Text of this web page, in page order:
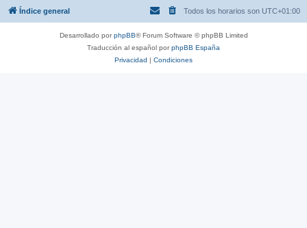
Índice general Todos los horarios son UTC+01:00
Desarrollado porphpBB® Forum Software © phpBB Limited
Traducción al español porphpBB España
Privacidad | Condiciones